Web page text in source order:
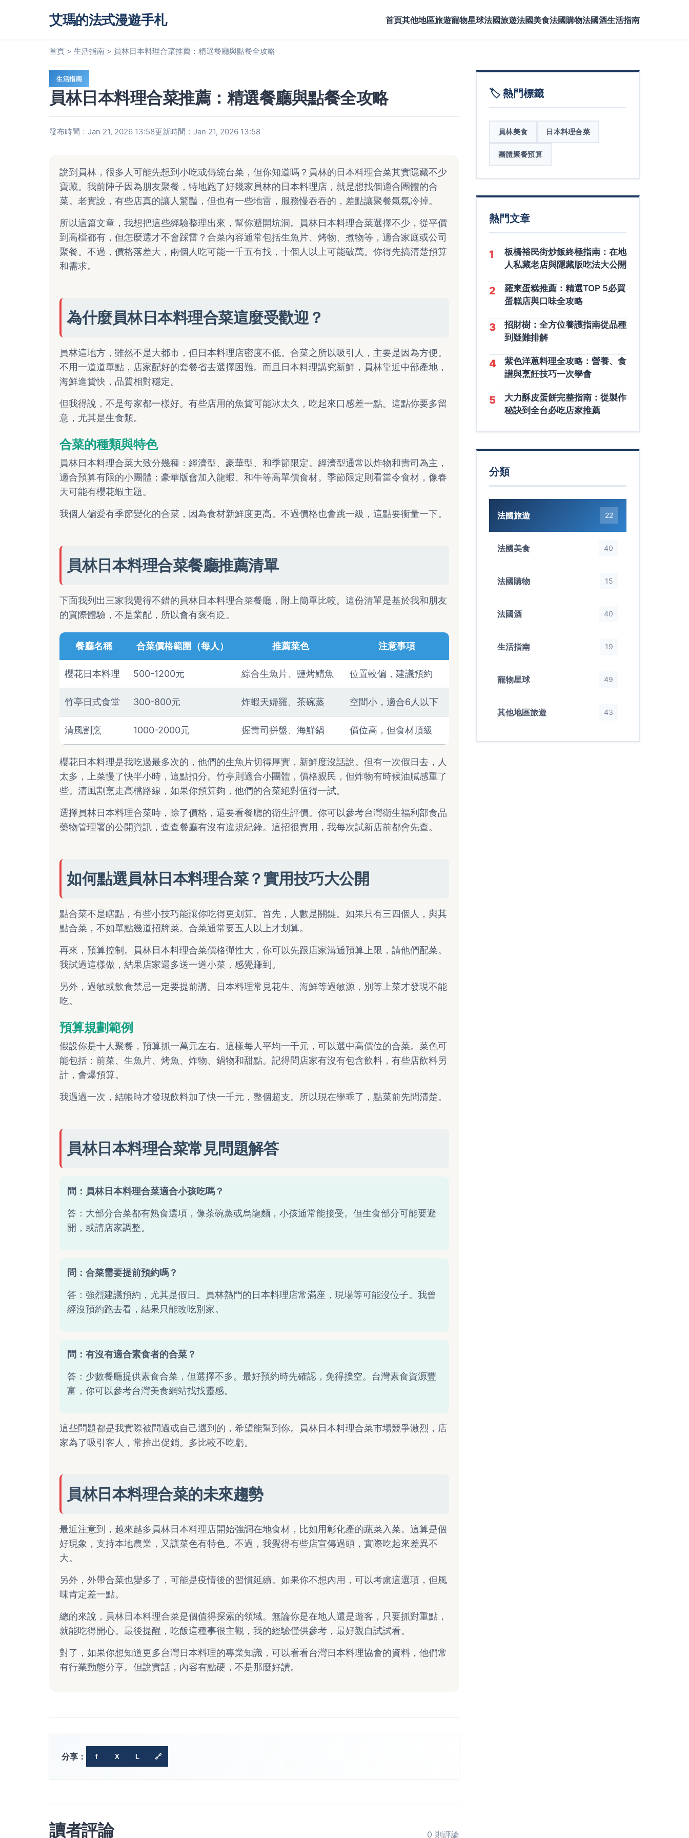
艾瑪的法式漫遊手札 首頁其他地區旅遊寵物星球法國旅遊法國美食法國購物法國酒生活指南
首頁 > 生活指南 > 員林日本料理合菜推薦：精選餐廳與點餐全攻略
生活指南
員林日本料理合菜推薦：精選餐廳與點餐全攻略
發布時間：Jan 21, 2026 13:58更新時間：Jan 21, 2026 13:58
說到員林，很多人可能先想到小吃或傳統台菜，但你知道嗎？員林的日本料理合菜其實隱藏不少
寶藏。我前陣子因為朋友聚餐，特地跑了好幾家員林的日本料理店，就是想找個適合團體的合
菜。老實說，有些店真的讓人驚豔，但也有一些地雷，服務慢吞吞的，差點讓聚餐氣氛冷掉。
所以這篇文章，我想把這些經驗整理出來，幫你避開坑洞。員林日本料理合菜選擇不少，從平價
到高檔都有，但怎麼選才不會踩雷？合菜內容通常包括生魚片、烤物、煮物等，適合家庭或公司
聚餐。不過，價格落差大，兩個人吃可能一千五有找，十個人以上可能破萬。你得先搞清楚預算
和需求。
為什麼員林日本料理合菜這麼受歡迎？
員林這地方，雖然不是大都市，但日本料理店密度不低。合菜之所以吸引人，主要是因為方便。
不用一道道單點，店家配好的套餐省去選擇困難。而且日本料理講究新鮮，員林靠近中部產地，
海鮮進貨快，品質相對穩定。
但我得說，不是每家都一樣好。有些店用的魚貨可能冰太久，吃起來口感差一點。這點你要多留
意，尤其是生食類。
合菜的種類與特色
員林日本料理合菜大致分幾種：經濟型、豪華型、和季節限定。經濟型通常以炸物和壽司為主，
適合預算有限的小團體；豪華版會加入龍蝦、和牛等高單價食材。季節限定則看當令食材，像春
天可能有櫻花蝦主題。
我個人偏愛有季節變化的合菜，因為食材新鮮度更高。不過價格也會跳一級，這點要衡量一下。
員林日本料理合菜餐廳推薦清單
下面我列出三家我覺得不錯的員林日本料理合菜餐廳，附上簡單比較。這份清單是基於我和朋友
的實際體驗，不是業配，所以會有褒有貶。
餐廳名稱 合菜價格範圍（每人） 推薦菜色 注意事項
櫻花日本料理 500-1200元 綜合生魚片、鹽烤鯖魚 位置較偏，建議預約
竹亭日式食堂 300-800元 炸蝦天婦羅、茶碗蒸 空間小，適合6人以下
清風割烹 1000-2000元 握壽司拼盤、海鮮鍋 價位高，但食材頂級
櫻花日本料理是我吃過最多次的，他們的生魚片切得厚實，新鮮度沒話說。但有一次假日去，人
太多，上菜慢了快半小時，這點扣分。竹亭則適合小團體，價格親民，但炸物有時候油膩感重了
些。清風割烹走高檔路線，如果你預算夠，他們的合菜絕對值得一試。
選擇員林日本料理合菜時，除了價格，還要看餐廳的衛生評價。你可以參考台灣衛生福利部食品
藥物管理署的公開資訊 ，查查餐廳有沒有違規紀錄。這招很實用，我每次試新店前都會先查。
如何點選員林日本料理合菜？實用技巧大公開
點合菜不是瞎點，有些小技巧能讓你吃得更划算。首先，人數是關鍵。如果只有三四個人，與其
點合菜，不如單點幾道招牌菜。合菜通常要五人以上才划算。
再來，預算控制。員林日本料理合菜價格彈性大，你可以先跟店家溝通預算上限，請他們配菜。
我試過這樣做，結果店家還多送一道小菜，感覺賺到。
另外，過敏或飲食禁忌一定要提前講。日本料理常見花生、海鮮等過敏源，別等上菜才發現不能
吃。
預算規劃範例
假設你是十人聚餐，預算抓一萬元左右。這樣每人平均一千元，可以選中高價位的合菜。菜色可
能包括：前菜、生魚片、烤魚、炸物、鍋物和甜點。記得問店家有沒有包含飲料，有些店飲料另
計，會爆預算。
我遇過一次，結帳時才發現飲料加了快一千元，整個超支。所以現在學乖了，點菜前先問清楚。
員林日本料理合菜常見問題解答
問：員林日本料理合菜適合小孩吃嗎？
答：大部分合菜都有熟食選項，像茶碗蒸或烏龍麵，小孩通常能接受。但生食部分可能要避
開，或請店家調整。
問：合菜需要提前預約嗎？
答：強烈建議預約，尤其是假日。員林熱門的日本料理店常滿座，現場等可能沒位子。我曾
經沒預約跑去看，結果只能改吃別家。
問：有沒有適合素食者的合菜？
答：少數餐廳提供素食合菜，但選擇不多。最好預約時先確認，免得撲空。台灣素食資源豐
富，你可以參考台灣美食網站找找靈感。
這些問題都是我實際被問過或自己遇到的，希望能幫到你。員林日本料理合菜市場競爭激烈，店
家為了吸引客人，常推出促銷。多比較不吃虧。
員林日本料理合菜的未來趨勢
最近注意到，越來越多員林日本料理店開始強調在地食材，比如用彰化產的蔬菜入菜。這算是個
好現象，支持本地農業，又讓菜色有特色。不過，我覺得有些店宣傳過頭，實際吃起來差異不
大。
另外，外帶合菜也變多了，可能是疫情後的習慣延續。如果你不想內用，可以考慮這選項，但風
味肯定差一點。
總的來說，員林日本料理合菜是個值得探索的領域。無論你是在地人還是遊客，只要抓對重點，
就能吃得開心。最後提醒，吃飯這種事很主觀，我的經驗僅供參考，最好親自試試看。
對了，如果你想知道更多台灣日本料理的專業知識，可以看看台灣日本料理協會的資料，他們常
有行業動態分享。但說實話，內容有點硬，不是那麼好讀。
分享： f X L 🔗
讀者評論 0 則評論
🏷️ 熱門標籤
員林美食 日本料理合菜
團體聚餐預算
熱門文章
1
板橋裕民街炒飯終極指南：在地
人私藏老店與隱藏版吃法大公開
2
羅東蛋糕推薦：精選TOP 5必買
蛋糕店與口味全攻略
3
招財樹：全方位養護指南從品種
到疑難排解
4
紫色洋蔥料理全攻略：營養、食
譜與烹飪技巧一次學會
5
大力酥皮蛋餅完整指南：從製作
秘訣到全台必吃店家推薦
分類
法國旅遊 22
法國美食 40
法國購物 15
法國酒 40
生活指南 19
寵物星球 49
其他地區旅遊 43